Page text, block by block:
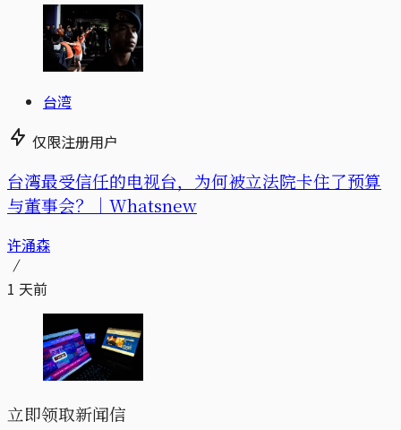
台湾
仅限注册用户
台湾最受信任的电视台，为何被立法院卡住了预算
与董事会？｜Whatsnew
许涌森
1 天前
立即领取新闻信